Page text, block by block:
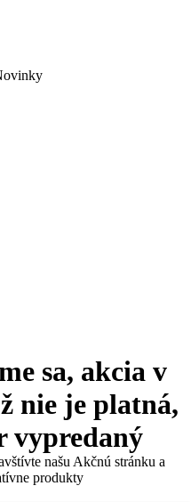
sa, akcia v
nie je platná,
vypredaný
našu Akčnú stránku a
produkty